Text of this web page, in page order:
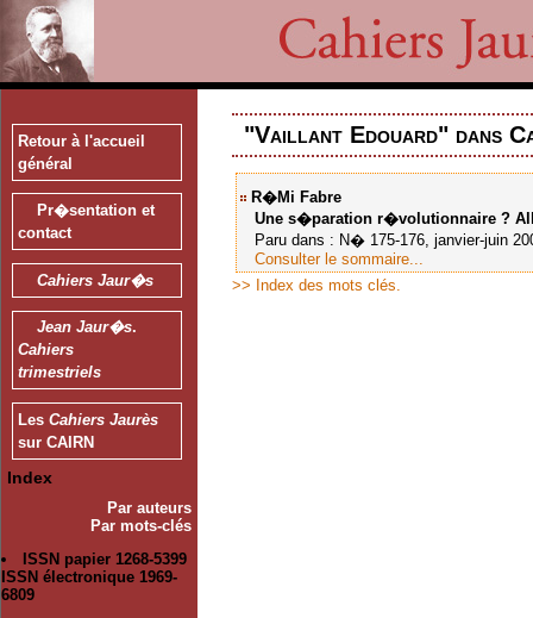
Retour à l'accueil
général
Pr�sentation et
contact
Cahiers Jaur�s
Jean Jaur�s.
Cahiers
trimestriels
Les Cahiers Jaurès
sur CAIRN
Index
Par auteurs
Par mots-clés
ISSN papier 1268-5399
ISSN électronique 1969-
6809
"Vaillant Edouard" dans
R�mi Fabre
Une s�paration r�volutionnaire ?
Paru dans : N� 175-176, janvier-juin
Consulter le sommaire...
>> Index des mots clés.